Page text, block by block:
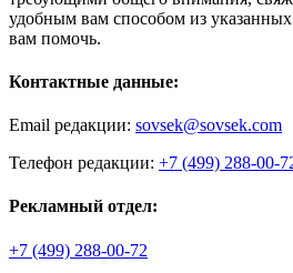
удобным вам способом из
вам помочь.
Контактные данные:
Email редакции: sovsek@sovsek.com
Телефон редакции: +7 (499) 288-00-
Рекламный отдел:
+7 (499) 288-00-72